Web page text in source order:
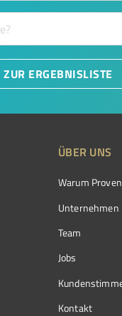
ZUR ERGEBNISLISTE
ÜBER UNS
Warum
Unternehmen
Team
Jobs
Kontakt